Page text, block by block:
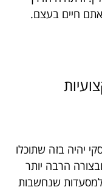
חיים בעצם.
יהיה בזה שתוכלו
הרבה יותר
למסעדות שנחשבות